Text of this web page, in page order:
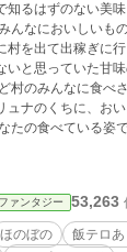
知るはずのない美
村を出て出稼ぎに
いと思っていた甘
のみんなに食べ
ュナのくちに、お
彼女に餌付けしたい
無断翻訳を禁じます
ファンタジー 53,263
ほのぼの 飯テロあ